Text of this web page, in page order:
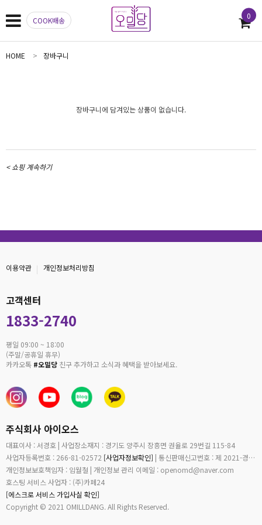
COOK배송 0
HOME 장바구니
장바구니에 담겨있는 상품이 없습니다.
< 쇼핑 계속하기
이용약관 개인정보처리방침
고객센터
1833-2740
평일 09:00 ~ 18:00
(주말/공휴일 휴무)
카카오톡 #오밀당 친구 추가하고 소식과 혜택을 받아보세요.
주식회사 아이오스
대표이사 : 서경호 | 사업장소재지 : 경기도 양주시 장흥면 권율로 29번길 115-84
사업자등록번호 : 266-81-02572 [사업자정보확인] | 통신판매신고번호 : 제 2021-경기양주-1026 호
개인정보보호책임자 : 임월철 | 개인정보 관리 이메일 : openomd@naver.com
호스팅 서비스 사업자 : (주)카페24
[에스크로 서비스 가입사실 확인]
Copyright © 2021 OMILLDANG. All Rights Reserved.